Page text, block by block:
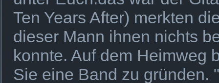
Ten Years After) merkten
dieser Mann ihnen nichts
konnte. Auf dem Heimweg
Sie eine Band zu gründen.